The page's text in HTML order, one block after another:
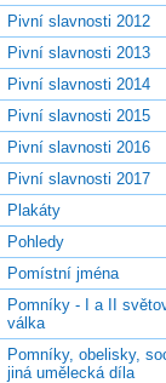
Pivní slavnosti 2012
Pivní slavnosti 2013
Pivní slavnosti 2014
Pivní slavnosti 2015
Pivní slavnosti 2016
Pivní slavnosti 2017
Plakáty
Pohledy
Pomístní jména
Pomníky - I a II
válka
Pomníky, obelisky,
jiná umělecká díla